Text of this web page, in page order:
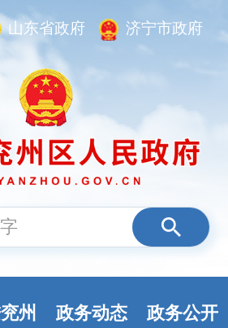
山东省政府 济宁市政府
州 政务动态 政务公开